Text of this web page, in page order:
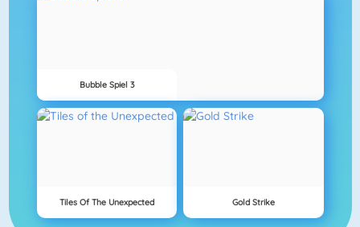
Bubble Spiel 3
Tiles Of The Unexpected Gold Strike